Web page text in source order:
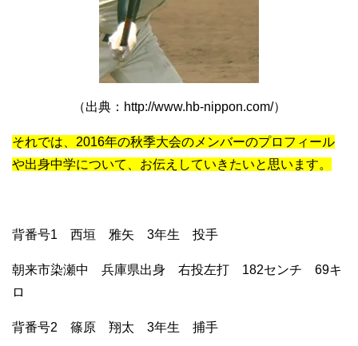
（出典：http://www.hb-nippon.com/）
それでは、2016年の秋季大会のメンバーのプロフィール
や出身中学について、お伝えしていきたいと思います。
背番号1 西垣 雅矢 3年生 投手
朝来市染瀬中 兵庫県出身 右投左打 182センチ 69キ
ロ
背番号2 篠原 翔太 3年生 捕手